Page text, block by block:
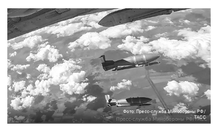
Фото: Пресс-служба Минобороны РФ/
ТАСС